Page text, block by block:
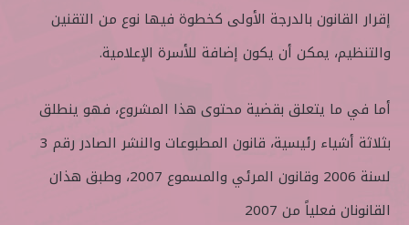
إقرار القانون بالدرجة الأولى كخطوة فيها نوع من التقنين
والتنظيم، يمكن أن يكون إضافة للأسرة الإعلامية.
أما في ما يتعلق بقضية محتوى هذا المشروع، فهو ينطلق
بثلاثة أشياء رئيسية، قانون المطبوعات والنشر الصادر رقم 3
لسنة 2006 وقانون المرئي والمسموع 2007، وطبق هذان
القانونان فعلياً من 2007